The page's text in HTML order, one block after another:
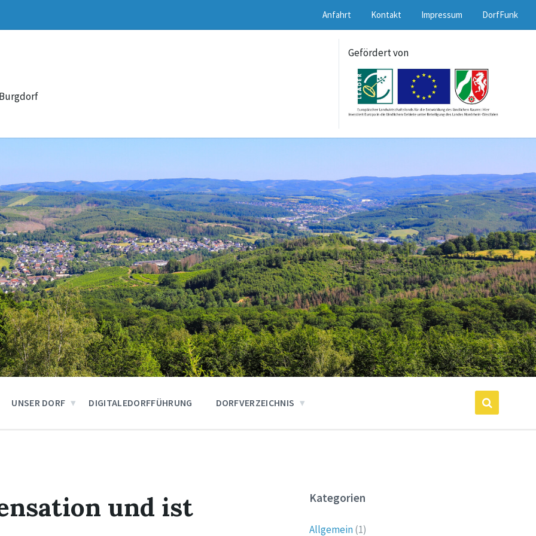
Anfahrt Kontakt Impressum DorfFunk
Gefördert von
UNSER DORF DIGITALEDORFFÜHRUNG DORFVERZEICHNIS
und ist
Kategorien
Allgemein(1)